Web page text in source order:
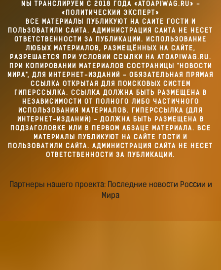
МЫ ТРАНСЛИРУЕМ С 2018 ГОДА «ATOAPIWAG.RU» -
«ПОЛИТИЧЕСКИЙ ЭКСПЕРТ»
ВСЕ МАТЕРИАЛЫ ПУБЛИКУЮТ НА САЙТЕ ГОСТИ И
ПОЛЬЗОВАТИЛИ САЙТА. АДМИНИСТРАЦИЯ САЙТА НЕ НЕСЕТ
ОТВЕТСТВЕННОСТИ ЗА ПУБЛИКАЦИИ. ИСПОЛЬЗОВАНИЕ
ЛЮБЫХ МАТЕРИАЛОВ, РАЗМЕЩЁННЫХ НА САЙТЕ,
РАЗРЕШАЕТСЯ ПРИ УСЛОВИИ ССЫЛКИ НА ATOAPIWAG.RU.
ПРИ КОПИРОВАНИИ МАТЕРИАЛОВ СОСТРАНИЦЫ "НОВОСТИ
МИРА", ДЛЯ ИНТЕРНЕТ-ИЗДАНИЙ - ОБЯЗАТЕЛЬНАЯ ПРЯМАЯ
ССЫЛКА ОТКРЫТАЯ ДЛЯ ПОИСКОВЫХ СИСТЕМ
ГИПЕРССЫЛКА. ССЫЛКА ДОЛЖНА БЫТЬ РАЗМЕЩЕНА В
НЕЗАВИСИМОСТИ ОТ ПОЛНОГО ЛИБО ЧАСТИЧНОГО
ИСПОЛЬЗОВАНИЯ МАТЕРИАЛОВ. ГИПЕРССЫЛКА (ДЛЯ
ИНТЕРНЕТ-ИЗДАНИЙ) - ДОЛЖНА БЫТЬ РАЗМЕЩЕНА В
ПОДЗАГОЛОВКЕ ИЛИ В ПЕРВОМ АБЗАЦЕ МАТЕРИАЛА. ВСЕ
МАТЕРИАЛЫ ПУБЛИКУЮТ НА САЙТЕ ГОСТИ И
ПОЛЬЗОВАТИЛИ САЙТА. АДМИНИСТРАЦИЯ САЙТА НЕ НЕСЕТ
ОТВЕТСТВЕННОСТИ ЗА ПУБЛИКАЦИИ.
Партнеры нашего проекта: Последние новости России и
Мира